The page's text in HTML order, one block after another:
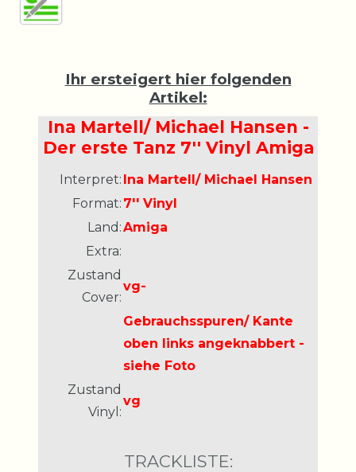
Ihr ersteigert hier folgenden
Artikel:
Ina Martell/ Michael Hansen -
Der erste Tanz 7'' Vinyl Amiga
Interpret: Ina Martell/ Michael Hansen
Format: 7'' Vinyl
Land:Amiga
Extra:
Zustand
Cover:
vg-
Gebrauchsspuren/ Kante
oben links angeknabbert -
siehe Foto
Zustand
Vinyl:
vg
TRACKLISTE: